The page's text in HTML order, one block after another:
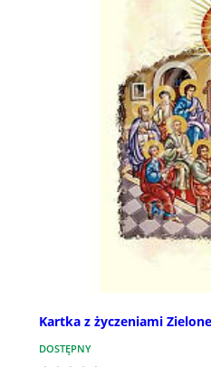
Kartka z życzeniami
DOSTĘPNY